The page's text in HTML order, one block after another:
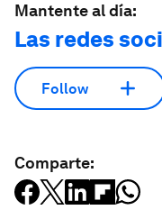
Mantente al día:
Las redes
Follow
Comparte: